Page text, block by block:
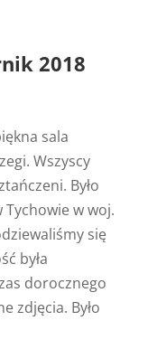
2018
sala
Wszyscy
Było
Tychowie w woj.
się
była
dorocznego
zdjęcia. Było